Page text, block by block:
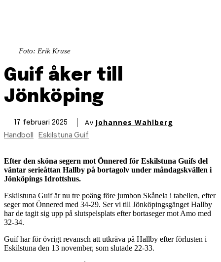
Foto: Erik Kruse
Guif åker till
Jönköping
17 februari 2025 Av Johannes Wahlberg
Handboll Eskilstuna Guif
Efter den sköna segern mot Önnered för Eskilstuna Guifs del
väntar serieåttan Hallby på bortagolv under måndagskvällen i
Jönköpings Idrottshus.
Eskilstuna Guif är nu tre poäng före jumbon Skånela i tabellen, efter
seger mot Önnered med 34-29. Ser vi till Jönköpingsgänget Hallby
har de tagit sig upp på slutspelsplats efter bortaseger mot Amo med
32-34.
Guif har för övrigt revansch att utkräva på Hallby efter förlusten i
Eskilstuna den 13 november, som slutade 22-33.